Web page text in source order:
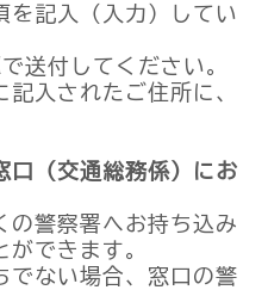
を記入（入力）してい
してください。
されたご住所に、
口（交通総務係）にお
察署へお持ち込み
できます。
い場合、窓口の警